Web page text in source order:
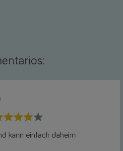
kann einfach daheim